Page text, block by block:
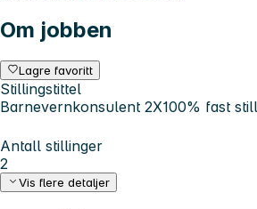
Om jobben
Lagre favoritt
Stillingstittel
Barnevernkonsulent 2X100% fast
Antall stillinger
2
Vis flere detaljer